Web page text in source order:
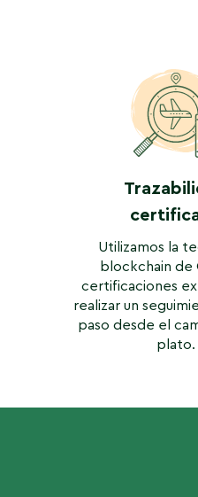
Utilizamos la
blockchain de
certificaciones
realizar un
paso desde el
plato.